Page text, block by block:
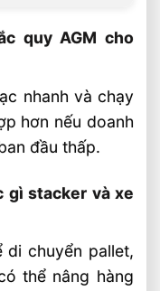
quy AGM cho
nhanh và chạy
hơn nếu doanh
đầu thấp.
gì stacker và xe
di chuyển pallet,
thể nâng hàng